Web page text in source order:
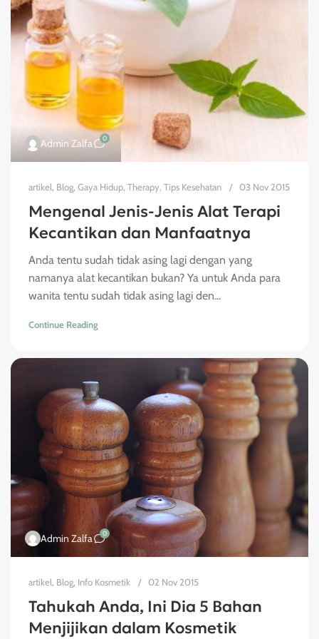
Admin Zalfa 0
artikel, Blog, Gaya Hidup, Therapy, Tips Kesehatan 03 Nov 2015
Mengenal Jenis-Jenis Alat Terapi
Kecantikan dan Manfaatnya
Anda tentu sudah tidak asing lagi dengan yang
namanya alat kecantikan bukan? Ya untuk Anda para
wanita tentu sudah tidak asing lagi den...
Continue Reading
Admin Zalfa 0
artikel, Blog, Info Kosmetik 02 Nov 2015
Tahukah Anda, Ini Dia 5 Bahan
Menjijikan dalam Kosmetik